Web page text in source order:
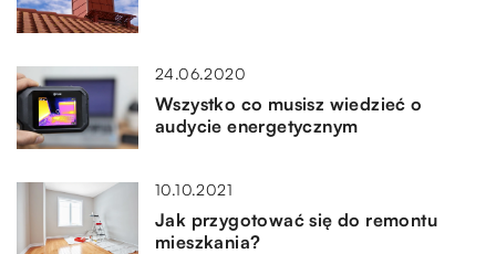
24.06.2020
Wszystko co musisz wiedzieć o
audycie energetycznym
10.10.2021
Jak przygotować się do remontu
mieszkania?